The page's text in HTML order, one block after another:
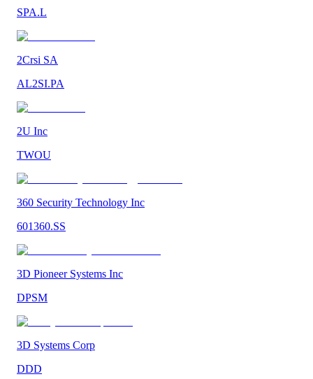
SPA.L
2Crsi SA
AL2SI.PA
2U Inc
TWOU
360 Security Technology Inc
601360.SS
3D Pioneer Systems Inc
DPSM
3D Systems Corp
DDD